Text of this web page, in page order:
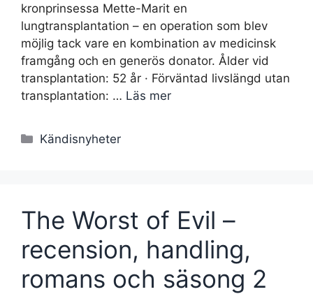
kronprinsessa Mette-Marit en
lungtransplantation – en operation som blev
möjlig tack vare en kombination av medicinsk
framgång och en generös donator. Ålder vid
transplantation: 52 år · Förväntad livslängd utan
transplantation: … Läs mer
Kategorier
Kändisnyheter
The Worst of Evil –
recension, handling,
romans och säsong 2